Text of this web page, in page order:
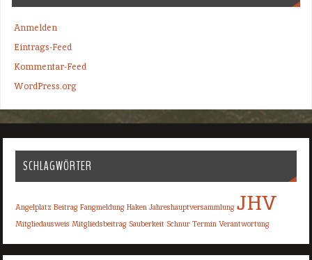
Anmelden
Eintrags-Feed
Kommentar-Feed
WordPress.org
SCHLAGWÖRTER
Angelplatz Beitrag Fangmeldung Haken Jahreshauptversammlung JHV
Mitgliedausweis Mitgliedsbeitrag Sauberkeit Schnur Termin Verantwortung